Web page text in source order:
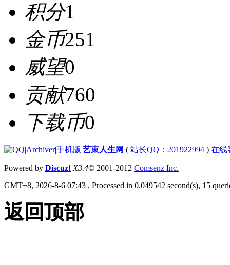
积分1
金币251
威望0
贡献760
下载币0
|Archiver|手机版|艺束人生网 ( 站长QQ：201922994 ) 在线
Powered by Discuz! X3.4© 2001-2012 Comsenz Inc.
GMT+8, 2026-8-6 07:43 , Processed in 0.049542 second(s), 15
返回顶部